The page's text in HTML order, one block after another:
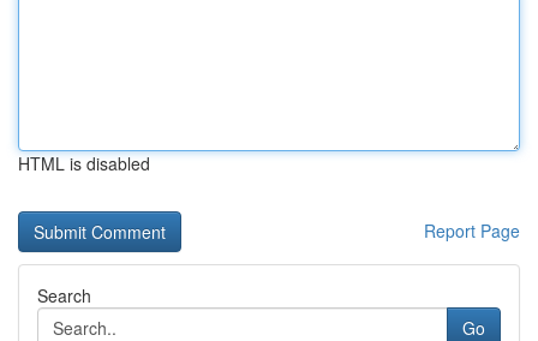
HTML is disabled
Report Page
Search
Go